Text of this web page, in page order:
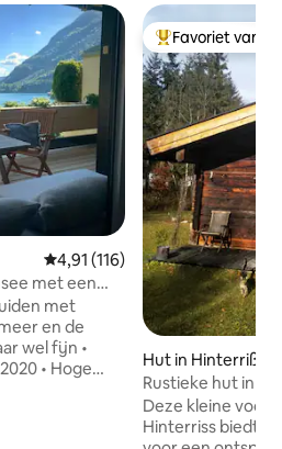
Gemiddelde beoordeling van
4,91 (116)
met een
meermet
en de
wel fijn •
• Hoge
Topfavoriet van
Favoriet van
Hut in Hinterriß
Rustieke hut in
Deze kleine
Hinterriss biedt je